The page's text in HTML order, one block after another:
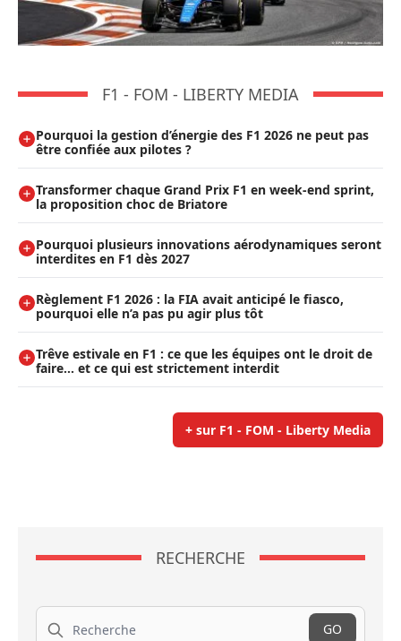
F1 - FOM - LIBERTY MEDIA
Pourquoi la gestion d’énergie des F1 2026 ne peut pas
être confiée aux pilotes ?
Transformer chaque Grand Prix F1 en week-end sprint,
la proposition choc de Briatore
Pourquoi plusieurs innovations aérodynamiques seront
interdites en F1 dès 2027
Règlement F1 2026 : la FIA avait anticipé le fiasco,
pourquoi elle n’a pas pu agir plus tôt
Trêve estivale en F1 : ce que les équipes ont le droit de
faire... et ce qui est strictement interdit
+ sur F1 - FOM - Liberty Media
RECHERCHE
Recherche
GO